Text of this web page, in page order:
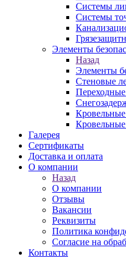
Системы
Системы
Элементы
Назад
Элементы
Стеновые
Галерея
Сертификаты
Доставка и оплата
О компании
Назад
О компании
Отзывы
Вакансии
Реквизиты
Политика
Согласие на
Контакты